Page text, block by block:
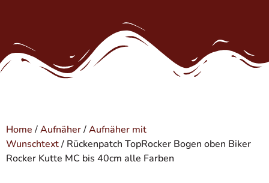
Home /Aufnäher/Aufnäher mit
Wunschtext/ Rückenpatch TopRocker Bogen oben Biker
Rocker Kutte MC bis 40cm alle Farben